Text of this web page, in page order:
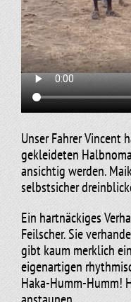
Unser Fahrer Vincent
gekleideten
ansichtig werden.
selbstsicher
Ein hartnäckiges
Feilscher. Sie
gibt kaum merklich
eigenartigen
Haka-Humm-Humm!